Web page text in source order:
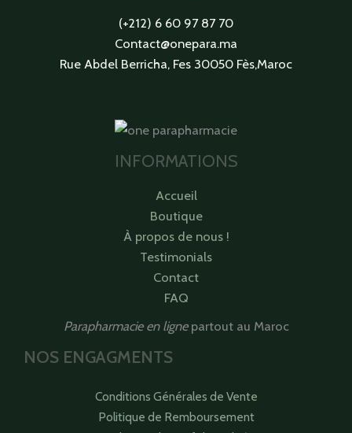
(+212) 6 60 97 87 70
Contact@onepara.ma
Rue Abdel Berricha, Fes 30050 Fès,Maroc
INFORMATIONS
Accueil
Boutique
À propos de nous !
Testimonials
Contact
FAQ
Parapharmacie en lignepartout au Maroc
NOS ENGAGMENTS
Conditions Générales de Vente
Politique de Remboursement